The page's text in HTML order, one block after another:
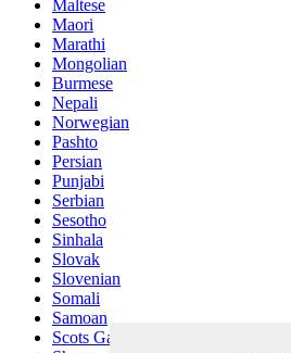
Maltese
Maori
Marathi
Mongolian
Burmese
Nepali
Norwegian
Pashto
Persian
Punjabi
Serbian
Sesotho
Sinhala
Slovak
Slovenian
Somali
Samoan
Scots Gaelic